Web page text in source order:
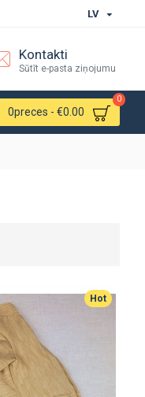
LV
Kontakti
Sūtīt e-pasta ziņojumu
0preces - €0.00
0
Hot